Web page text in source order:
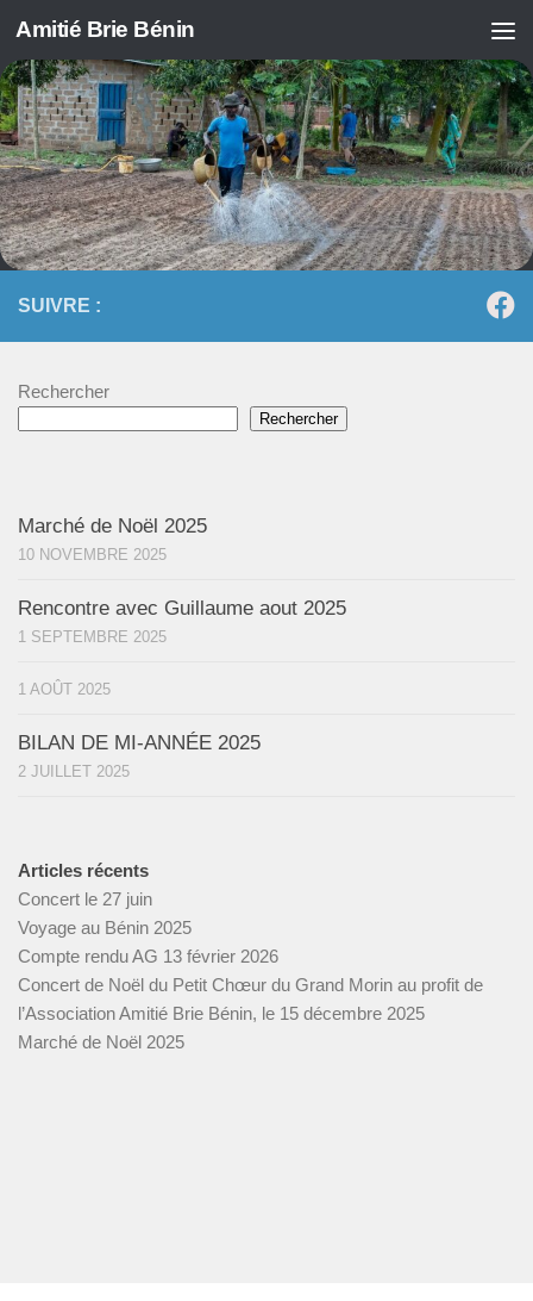
Skip to content
Amitié Brie Bénin
SUIVRE :
Rechercher
Rechercher
Marché de Noël 2025
10 NOVEMBRE 2025
Rencontre avec Guillaume aout 2025
1 SEPTEMBRE 2025
1 AOÛT 2025
BILAN DE MI-ANNÉE 2025
2 JUILLET 2025
Articles récents
Concert le 27 juin
Voyage au Bénin 2025
Compte rendu AG 13 février 2026
Concert de Noël du Petit Chœur du Grand Morin au profit de
l’Association Amitié Brie Bénin, le 15 décembre 2025
Marché de Noël 2025